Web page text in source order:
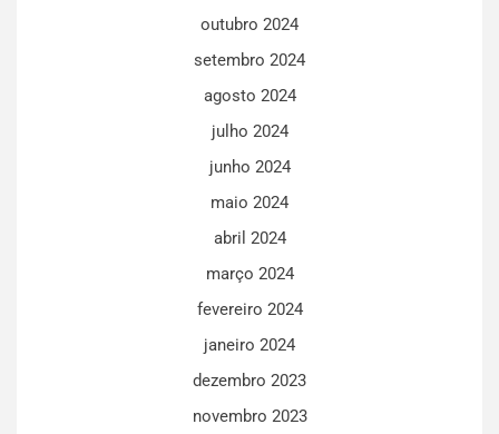
outubro 2024
setembro 2024
agosto 2024
julho 2024
junho 2024
maio 2024
abril 2024
março 2024
fevereiro 2024
janeiro 2024
dezembro 2023
novembro 2023